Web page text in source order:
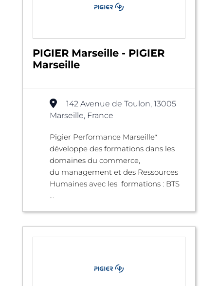
PIGIER Marseille - PIGIER
Marseille
142 Avenue de Toulon, 13005
Marseille, France
Pigier Performance Marseille*
développe des formations dans les
domaines du commerce,
du management et des Ressources
Humaines avec les formations : BTS
...